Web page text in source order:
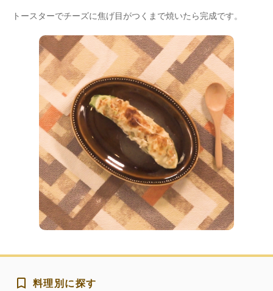
トースターでチーズに焦げ目がつくまで焼いたら完成です。
料理別に探す